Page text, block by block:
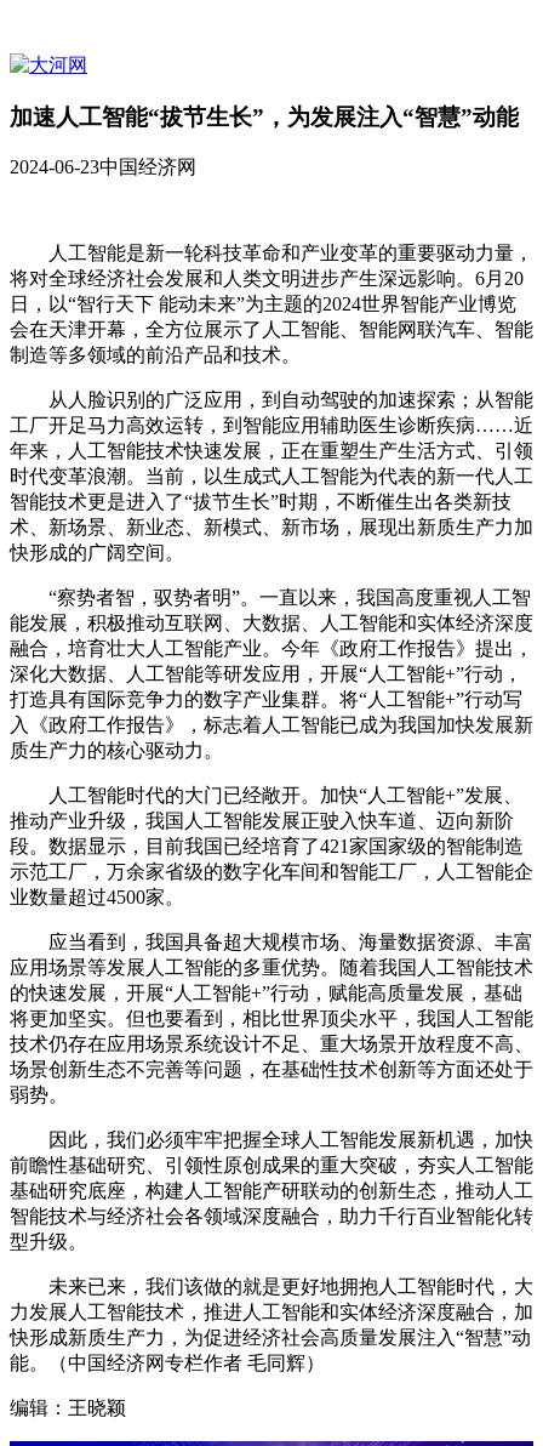
加速人工智能“拔节生长”，为发展注入“智慧”动能
2024-06-23中国经济网
人工智能是新一轮科技革命和产业变革的重要驱动力量，
将对全球经济社会发展和人类文明进步产生深远影响。6月20
日，以“智行天下 能动未来”为主题的2024世界智能产业博览
会在天津开幕，全方位展示了人工智能、智能网联汽车、智能
制造等多领域的前沿产品和技术。
从人脸识别的广泛应用，到自动驾驶的加速探索；从智能
工厂开足马力高效运转，到智能应用辅助医生诊断疾病……近
年来，人工智能技术快速发展，正在重塑生产生活方式、引领
时代变革浪潮。当前，以生成式人工智能为代表的新一代人工
智能技术更是进入了“拔节生长”时期，不断催生出各类新技
术、新场景、新业态、新模式、新市场，展现出新质生产力加
快形成的广阔空间。
“察势者智，驭势者明”。一直以来，我国高度重视人工智
能发展，积极推动互联网、大数据、人工智能和实体经济深度
融合，培育壮大人工智能产业。今年《政府工作报告》提出，
深化大数据、人工智能等研发应用，开展“人工智能+”行动，
打造具有国际竞争力的数字产业集群。将“人工智能+”行动写
入《政府工作报告》，标志着人工智能已成为我国加快发展新
质生产力的核心驱动力。
人工智能时代的大门已经敞开。加快“人工智能+”发展、
推动产业升级，我国人工智能发展正驶入快车道、迈向新阶
段。数据显示，目前我国已经培育了421家国家级的智能制造
示范工厂，万余家省级的数字化车间和智能工厂，人工智能企
业数量超过4500家。
应当看到，我国具备超大规模市场、海量数据资源、丰富
应用场景等发展人工智能的多重优势。随着我国人工智能技术
的快速发展，开展“人工智能+”行动，赋能高质量发展，基础
将更加坚实。但也要看到，相比世界顶尖水平，我国人工智能
技术仍存在应用场景系统设计不足、重大场景开放程度不高、
场景创新生态不完善等问题，在基础性技术创新等方面还处于
弱势。
因此，我们必须牢牢把握全球人工智能发展新机遇，加快
前瞻性基础研究、引领性原创成果的重大突破，夯实人工智能
基础研究底座，构建人工智能产研联动的创新生态，推动人工
智能技术与经济社会各领域深度融合，助力千行百业智能化转
型升级。
未来已来，我们该做的就是更好地拥抱人工智能时代，大
力发展人工智能技术，推进人工智能和实体经济深度融合，加
快形成新质生产力，为促进经济社会高质量发展注入“智慧”动
能。（中国经济网专栏作者 毛同辉）
编辑：王晓颖